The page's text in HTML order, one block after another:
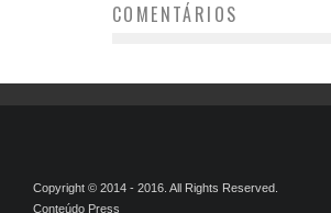
COMENTÁRIOS
Copyright © 2014 - 2016. All Rights Reserved.
Conteúdo Press